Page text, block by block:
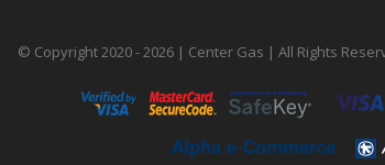
© Copyright 2020 -2026 | Center Gas | All Rights